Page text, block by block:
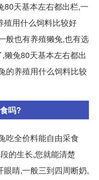
80天基本左右都出栏,一
殖用什么饲料比较好
般也有养殖獭兔,也有选
獭兔80天基本左右都出
的养殖用什么饲料比较
吗?
吃全价料能自由采食
的生长,您就能清楚
睛,一般三到四周断奶,